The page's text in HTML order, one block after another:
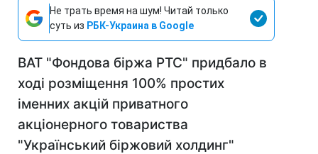
Не трать время на шум! Читай только
суть из РБК-Украина в Google
ВАТ "Фондова біржа РТС" придбало в
ході розміщення 100% простих
іменних акцій приватного
акціонерного товариства
"Український біржовий холдинг"